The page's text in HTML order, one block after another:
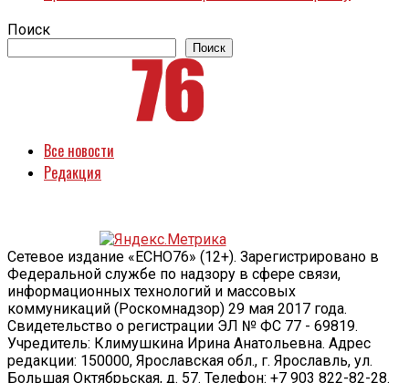
Поиск
Поиск
Все новости
Редакция
Сетевое издание «ECHO76» (12+). Зарегистрировано в
Федеральной службе по надзору в сфере связи,
информационных технологий и массовых
коммуникаций (Роскомнадзор) 29 мая 2017 года.
Свидетельство о регистрации ЭЛ № ФС 77 - 69819.
Учредитель: Климушкина Ирина Анатольевна. Адрес
редакции: 150000, Ярославская обл., г. Ярославль, ул.
Большая Октябрьская, д. 57. Телефон: +7 903 822-82-28.